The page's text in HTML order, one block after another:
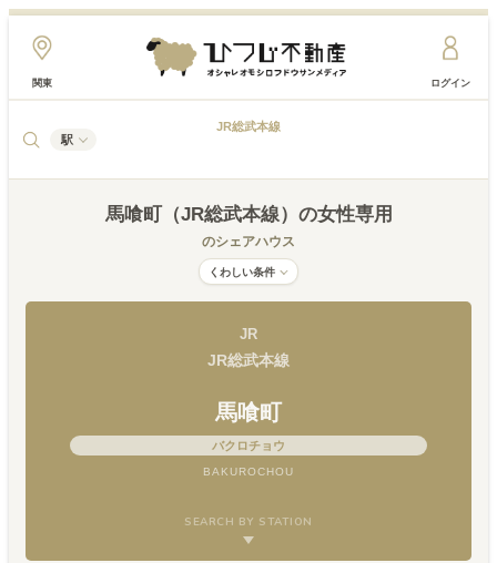
関東 ログイン
駅
JR総武本線
馬喰町（JR総武本線） の女性専用
のシェアハウス
くわしい条件
JR
JR総武本線
馬喰町
バクロチョウ
BAKUROCHOU
SEARCH BY STATION